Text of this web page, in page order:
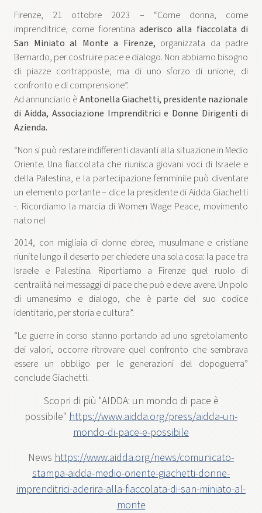
Firenze, 21 ottobre 2023 – “Come donna, come
imprenditrice, come fiorentina aderisco alla fiaccolata di
San Miniato al Monte a Firenze, organizzata da padre
Bernardo, per costruire pace e dialogo. Non abbiamo bisogno
di piazze contrapposte, ma di uno sforzo di unione, di
confronto e di comprensione”.
Ad annunciarlo èAntonella Giachetti, presidente nazionale
di Aidda, Associazione Imprenditrici e Donne Dirigenti di
Azienda.
“Non si può restare indifferenti davanti alla situazione in Medio
Oriente. Una fiaccolata che riunisca giovani voci di Israele e
della Palestina, e la partecipazione femminile può diventare
un elemento portante – dice la presidente di Aidda Giachetti
-. Ricordiamo la marcia di Women Wage Peace, movimento
nato nel
2014, con migliaia di donne ebree, musulmane e cristiane
riunite lungo il deserto per chiedere una sola cosa: la pace tra
Israele e Palestina. Riportiamo a Firenze quel ruolo di
centralità nei messaggi di pace che può e deve avere. Un polo
di umanesimo e dialogo, che è parte del suo codice
identitario, per storia e cultura”.
“Le guerre in corso stanno portando ad uno sgretolamento
dei valori, occorre ritrovare quel confronto che sembrava
essere un obbligo per le generazioni del dopoguerra”
conclude Giachetti.
Scopri di più "AIDDA: un mondo di pace è
possibile" https://www.aidda.org/press/aidda-un-
mondo-di-pace-e-possibile
News https://www.aidda.org/news/comunicato-
stampa-aidda-medio-oriente-giachetti-donne-
imprenditrici-aderira-alla-fiaccolata-di-san-miniato-al-
monte